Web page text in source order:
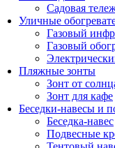
Садовая
Уличные
Газовый
Газовый
Пляжные зонты
Зонт от
Зонт для кафе
Беседки-навесы и
Беседка-навес
Подвесные